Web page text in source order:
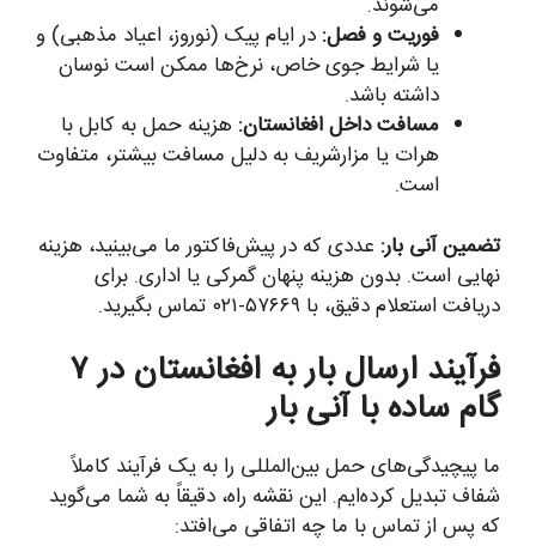
فوریت و فصل: در ایام پیک (نوروز، اعیاد مذهبی) و
یا شرایط جوی خاص، نرخ‌ها ممکن است نوسان
داشته باشد.
مسافت داخل افغانستان: هزینه حمل به کابل با
هرات یا مزارشریف به دلیل مسافت بیشتر، متفاوت
است.
تضمین آنی بار: عددی که در پیش‌فاکتور ما می‌بینید، هزینه
نهایی است. بدون هزینه پنهان گمرکی یا اداری. برای
دریافت استعلام دقیق، با ۵۷۶۶۹-۰۲۱ تماس بگیرید.
فرآیند ارسال بار به افغانستان در ۷
گام ساده با آنی بار
ما پیچیدگی‌های حمل بین‌المللی را به یک فرآیند کاملاً
شفاف تبدیل کرده‌ایم. این نقشه راه، دقیقاً به شما می‌گوید
که پس از تماس با ما چه اتفاقی می‌افتد: